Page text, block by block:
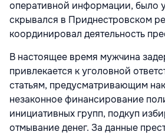
оперативной информации, было
скрывался в Приднестровском
координировал деятельность
В настоящее время мужчина
привлекается к уголовной
статьям, предусматривающим
незаконное финансирование
инициативных групп, подкуп
отмывание денег. За данные